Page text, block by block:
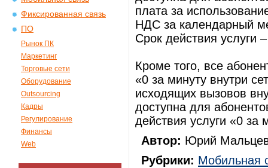
Фиксированная связь
ПО
Рынок ПК
Маркетинг
Торговые сети
Оборудование
Outsourcing
Кадры
Регулирование
Финансы
Web
плата за
НДС за календарный
Срок действия услуги
Кроме того, все
«0 за минуту внутри
исходящих вызовов
доступна для
действия услуги «0 за
Автор: Юрий
Рубрики: Мобильная